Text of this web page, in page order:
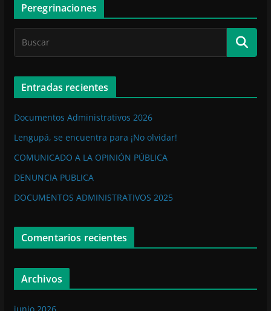
Peregrinaciones
Entradas recientes
Documentos Administrativos 2026
Lengupá, se encuentra para ¡No olvidar!
COMUNICADO A LA OPINIÓN PÚBLICA
DENUNCIA PUBLICA
DOCUMENTOS ADMINISTRATIVOS 2025
Comentarios recientes
Archivos
junio 2026